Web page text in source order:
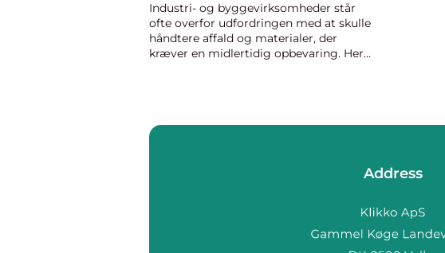
Industri- og byggevirksomheder står
ofte overfor udfordringen med at skulle
håndtere affald og materialer, der
kræver en midlertidig opbevaring. Her
Address